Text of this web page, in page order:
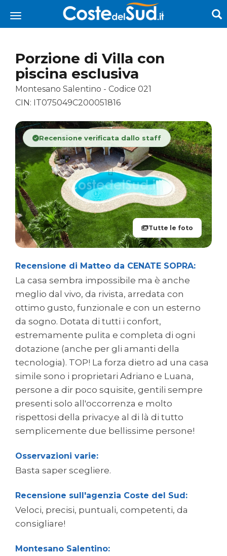
Porzione di Villa con
piscina esclusiva
Montesano Salentino - Codice 021
CIN: IT075049C200051816
Recensione verificata dallo staff
Tutte le foto
Recensione di Matteo da CENATE SOPRA:
La casa sembra impossibile ma è anche
meglio dal vivo, da rivista, arredata con
ottimo gusto, funzionale e con un esterno
da sogno. Dotata di tutti i confort,
estremamente pulita e completa di ogni
dotazione (anche per gli amanti della
tecnologia). TOP! La forza dietro ad una casa
simile sono i proprietari Adriano e Luana,
persone a dir poco squisite, gentili sempre
presenti solo all'occorrenza e molto
rispettosi della privacy.e al di là di tutto
semplicemente due bellissime persone!
Osservazioni varie:
Basta saper scegliere.
Recensione sull'agenzia Coste del Sud:
Veloci, precisi, puntuali, competenti, da
consigliare!
Montesano Salentino: